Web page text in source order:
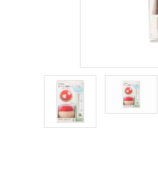
特定商取引法について